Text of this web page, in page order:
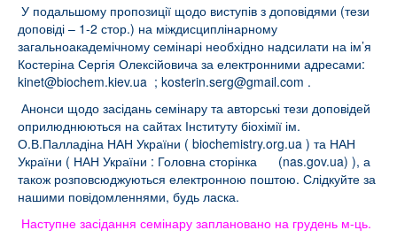
У подальшому пропозиції щодо виступів з доповідями (тези
доповіді – 1-2 стор.) на міждисциплінарному
загальноакадемічному семінарі необхідно надсилати на ім’я
Костеріна Сергія Олексійовича за електронними адресами:
kinet@biochem.kiev.ua ; kosterin.serg@gmail.com .
Анонси щодо засідань семінару та авторські тези доповідей
оприлюднюються на сайтах Інституту біохімії ім.
О.В.Палладіна НАН України ( biochemistry.org.ua ) та НАН
України ( НАН України : Головна сторінка (nas.gov.ua) ), а
також розповсюджуються електронною поштою. Слідкуйте за
нашими повідомленнями, будь ласка.
Наступне засідання семінару заплановано на грудень м-ць.